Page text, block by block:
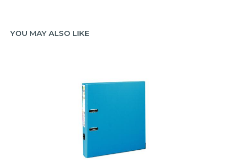
YOU MAY ALSO LIKE